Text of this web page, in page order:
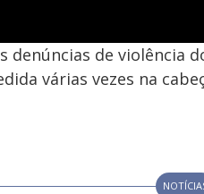
de violência
várias vezes na